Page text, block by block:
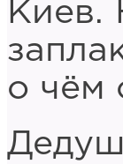
Киев.
о чём